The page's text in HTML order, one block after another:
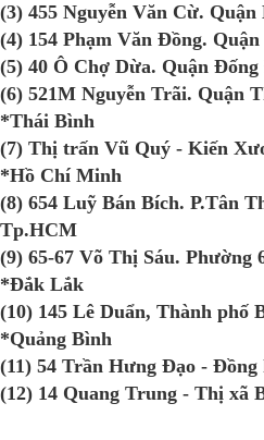
(3) 455 Nguyễn Văn Cừ.
(4) 154 Phạm Văn Đồng.
(5) 40 Ô Chợ Dừa. Quận
(6) 521M Nguyễn Trãi. Quận
*Thái Bình
(7) Thị trấn Vũ Quý - Kiến
*Hồ Chí Minh
(8) 654 Luỹ Bán Bích. P.Tân
Tp.HCM
(9) 65-67 Võ Thị Sáu. Phường
*Đắk Lắk
(10) 145 Lê Duẩn, Thành
*Quảng Bình
(11) 54 Trần Hưng Đạo -
(12) 14 Quang Trung - Thị xã